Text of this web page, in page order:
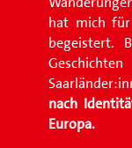
hat mich für
begeistert.
nach
Europa.